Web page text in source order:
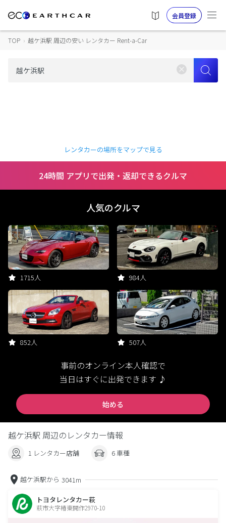
会員登録
TOP › 越ケ浜駅 周辺の安い レンタカー Rent-a-Car
レンタカーの場所をマップで見る
24時間 アプリで出発・返却できるクルマ
人気のクルマ
1715人 984人
852人 507人
事前のオンライン本人確認で
当日はすぐに出発できます ♪
始める
越ケ浜駅 周辺のレンタカー情報
1 レンタカー店舗 6 車種
越ケ浜駅から 3041m
トヨタレンタカー萩
萩市大字椿東開作2970-10